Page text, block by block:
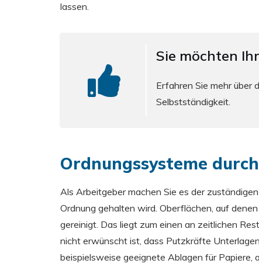
lassen.
Sie möchten
Erfahren Sie mehr über
Selbstständigkeit.
Ordnungssysteme
Als Arbeitgeber machen Sie es der
Ordnung gehalten wird. Oberflächen, auf
gereinigt. Das liegt zum einen an zeitlichen
nicht erwünscht ist, dass Putzkräfte
beispielsweise geeignete Ablagen für